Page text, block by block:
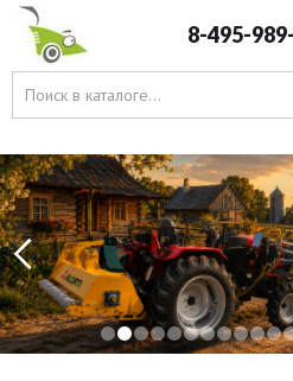
8-495-